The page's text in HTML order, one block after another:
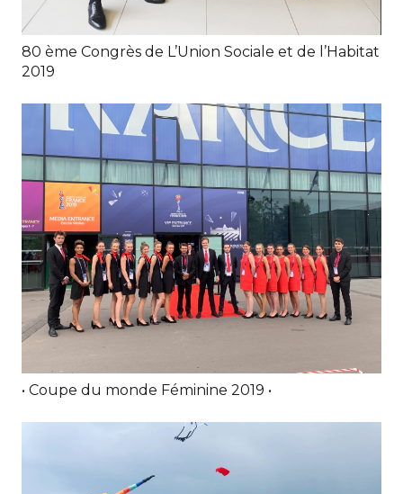
80 ème Congrès de L’Union Sociale et de l’Habitat
2019
• Coupe du monde Féminine 2019 •